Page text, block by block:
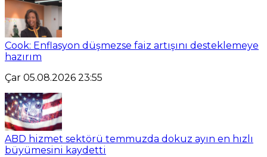
Cook: Enflasyon düşmezse faiz artışını desteklemeye
hazırım
Çar 05.08.2026 23:55
ABD hizmet sektörü temmuzda dokuz ayın en hızlı
büyümesini kaydetti